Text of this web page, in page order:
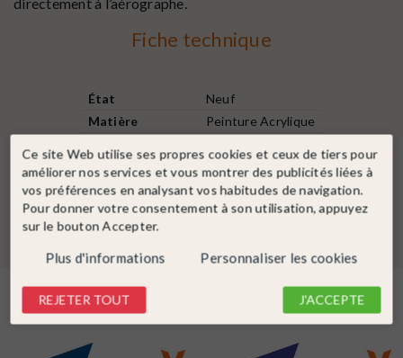
Fiche technique
État
Neuf
Matière
Peinture Acrylique
Type de Peinture
Mat
Couleur peinture
Violet
Dans la même catégorie
Ce site Web utilise ses propres cookies et ceux de tiers pour
améliorer nos services et vous montrer des publicités liées à
vos préférences en analysant vos habitudes de navigation.
Pour donner votre consentement à son utilisation, appuyez
sur le bouton Accepter.
Plus d'informations Personnaliser les cookies
REJETER TOUT J'ACCEPTE